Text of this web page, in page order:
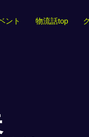
ント 物流話top